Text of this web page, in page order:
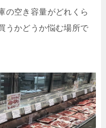
の空き容量がどれくら
うかどうか悩む場所で